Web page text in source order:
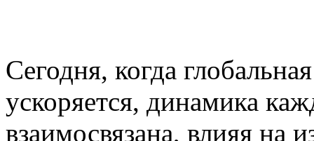
Сегодня, когда
ускоряется, динамика
взаимосвязана, влияя на